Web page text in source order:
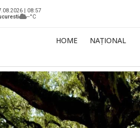
| 08:57
--°C
HOME NAȚIONAL